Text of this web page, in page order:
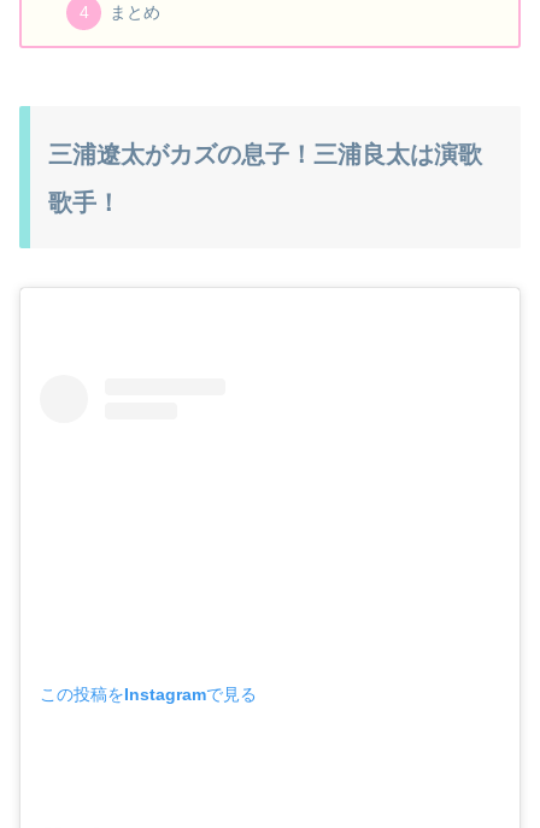
まとめ
三浦遼太がカズの息子！三浦良太は演歌
歌手！
この投稿をInstagramで見る